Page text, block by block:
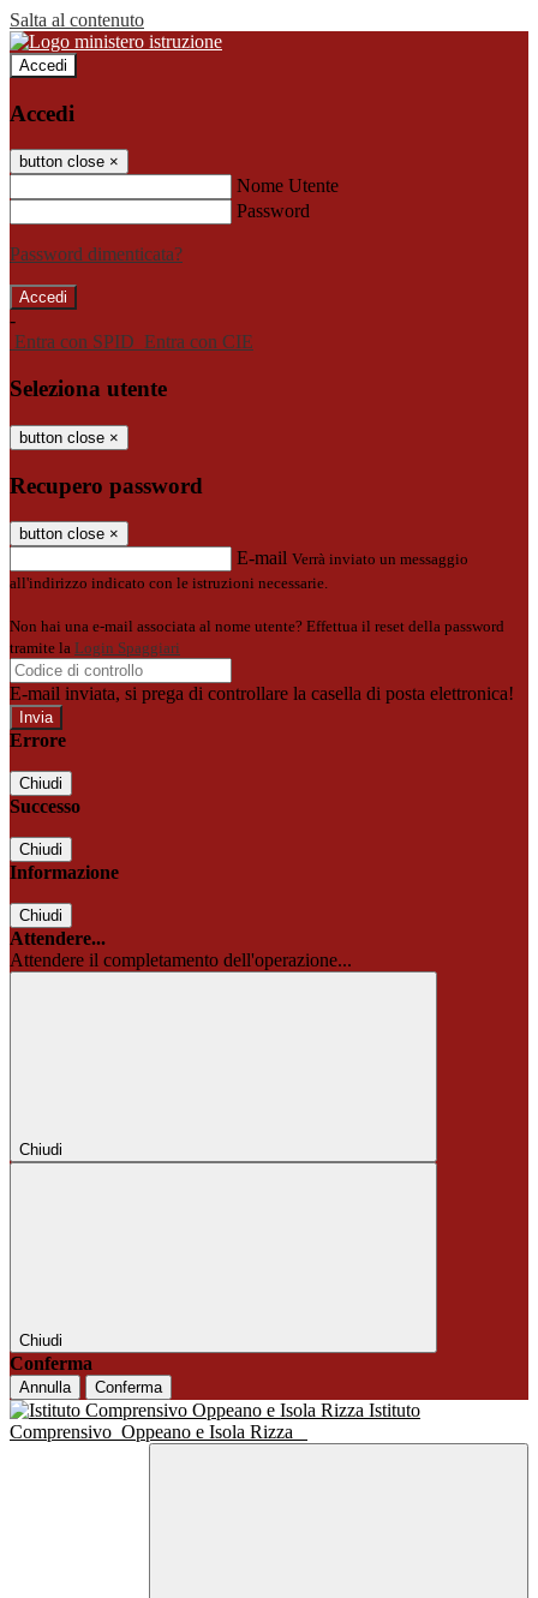
Salta al contenuto
Accedi
Accedi
button close ×
Nome Utente
Password
Password dimenticata?
-
Entra con SPID Entra con CIE
Seleziona utente
button close ×
Recupero password
button close ×
E-mail Verrà inviato un messaggio
all'indirizzo indicato con le istruzioni necessarie.
Non hai una e-mail associata al nome utente? Effettua il reset della password
tramite la Login Spaggiari
E-mail inviata, si prega di controllare la casella di posta elettronica!
Errore
Chiudi
Successo
Chiudi
Informazione
Chiudi
Attendere...
Attendere il completamento dell'operazione...
Chiudi
Chiudi
Conferma
Annulla Conferma
Istituto
Comprensivo Oppeano e Isola Rizza